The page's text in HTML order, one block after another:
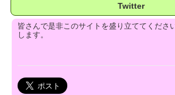
Twitter
皆さんで是非このサイトを盛り立ててくださ
します。